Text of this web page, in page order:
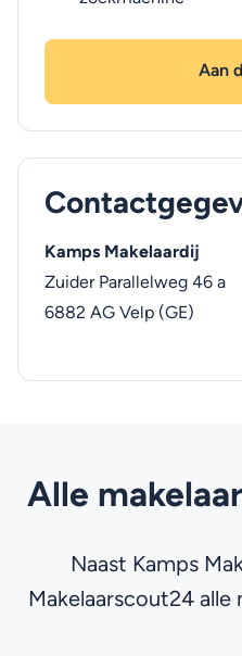
Aan
Kamps Makelaardij
Zuider Parallelweg 46 a
6882 AG Velp (GE)
Alle
Naast Kamps
Makelaarscout24 alle